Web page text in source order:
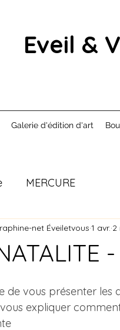
Eveil &
Galerie d'édition d'art
MERCURE
net Éveiletvous 1 avr. 2
de vous présenter les
expliquer